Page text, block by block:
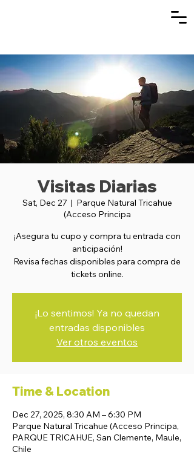
Visitas Diarias
Sat, Dec 27
  |
Parque Natural Tricahue
(Acceso Principa
¡Asegura tu cupo y compra tu entrada con
anticipación!
Revisa fechas disponibles para compra de
tickets online.
¡Lo sentimos! Ya no quedan
entradas disponibles
Ver otros eventos
Time & Location
Dec 27, 2025, 8:30 AM – 6:30 PM
Parque Natural Tricahue (Acceso Principa,
PARQUE TRICAHUE, San Clemente, Maule,
Chile